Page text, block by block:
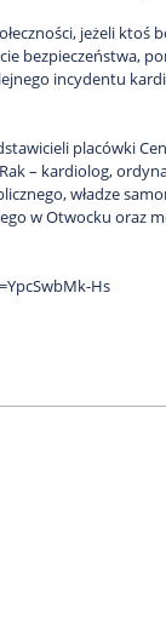
jeżeli
bezpieczeństwa,
incydentu
placówki
– kardiolog,
władze
w Otwocku oraz
Hs